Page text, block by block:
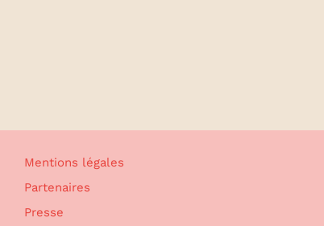
Mentions légales
Partenaires
Presse